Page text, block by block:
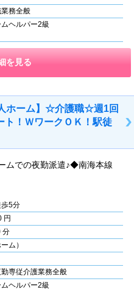
務全般
ヘルパー2級
を見る
ホーム】☆介護職☆週1回
ト！ＷワークＯＫ！駅徒
ムでの夜勤派遣♪◆南海本線
5分
円
分
ム）
専従介護業務全般
ヘルパー2級